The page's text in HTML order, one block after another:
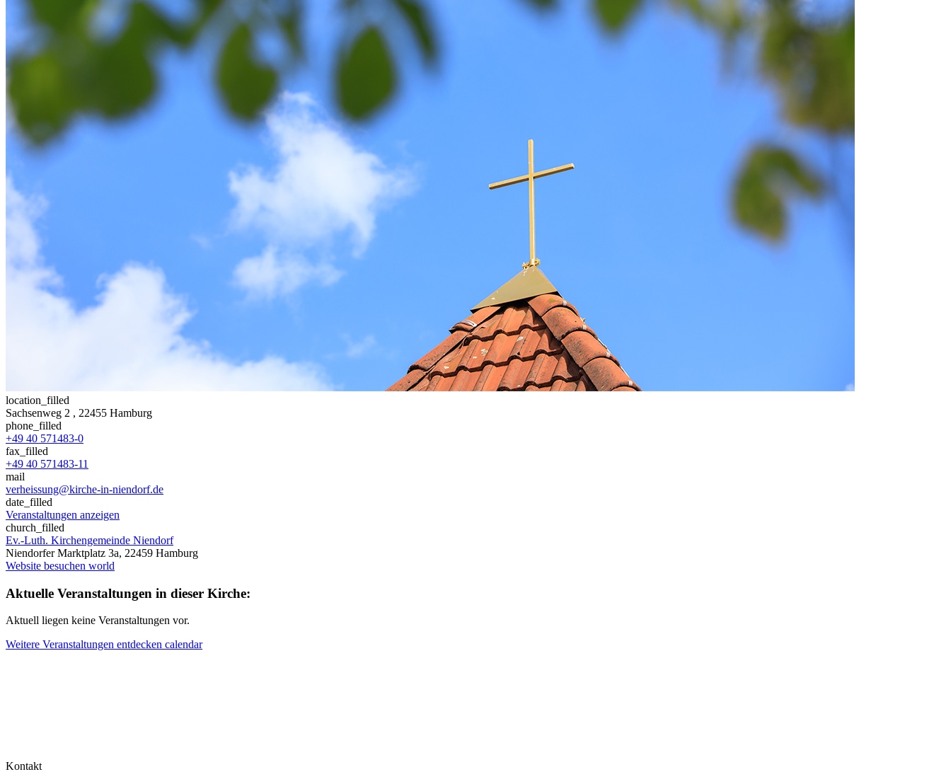
location_filled
Sachsenweg 2 , 22455 Hamburg
phone_filled
+49 40 571483-0
fax_filled
+49 40 571483-11
mail
verheissung@kirche-in-niendorf.de
date_filled
Veranstaltungen anzeigen
church_filled
Ev.-Luth. Kirchengemeinde Niendorf
Niendorfer Marktplatz 3a, 22459 Hamburg
Website besuchen world
Aktuelle Veranstaltungen in dieser Kirche:
Aktuell liegen keine Veranstaltungen vor.
Weitere Veranstaltungen entdecken calendar
Kontakt